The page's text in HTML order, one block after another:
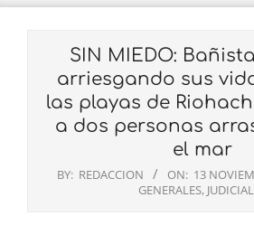
SIN MIEDO:
arriesgando sus
las playas de
a dos personas
el mar
BY: REDACCION ON: 13
GENERALES,